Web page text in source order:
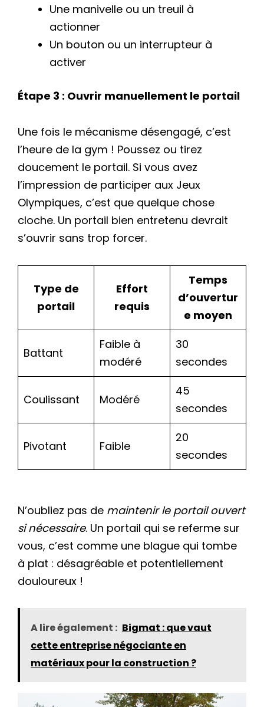
Une manivelle ou un treuil à
actionner
Un bouton ou un interrupteur à
activer
Étape 3 : Ouvrir manuellement le portail
Une fois le mécanisme désengagé, c’est
l’heure de la gym ! Poussez ou tirez
doucement le portail. Si vous avez
l’impression de participer aux Jeux
Olympiques, c’est que quelque chose
cloche. Un portail bien entretenu devrait
s’ouvrir sans trop forcer.
Type de
portail
Effort
requis
Temps
d’ouvertur
e moyen
Battant
Faible à
modéré
30
secondes
Coulissant Modéré
45
secondes
Pivotant Faible
20
secondes
N’oubliez pas de maintenir le portail ouvert
si nécessaire. Un portail qui se referme sur
vous, c’est comme une blague qui tombe
à plat : désagréable et potentiellement
douloureux !
A lire également : Bigmat : que vaut
cette entreprise négociante en
matériaux pour la construction ?